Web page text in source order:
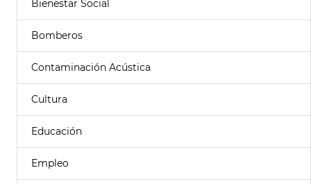
Bienestar Social
Bomberos
Contaminación Acústica
Cultura
Educación
Empleo